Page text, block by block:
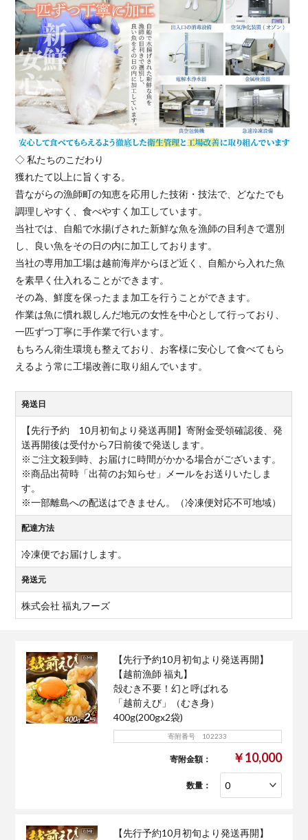
◇ 私たちのこだわり
獲れたて以上に旨くする。
昔ながらの漁師町の知恵を応用した技術・技法で、どなたでも
調理しやすく、食べやすく加工しています。
当社では、自船で水揚げされた新鮮な魚を漁師の目利きで選別
し、良い魚をその日の内に加工しております。
当社の専用加工場は越前海岸からほど近く、自船から入れた魚
を素早く仕入れることができます。
その為、鮮度を保ったまま加工を行うことができます。
作業は魚に慣れ親しんだ地元の女性を中心として行っており、
一匹ずつ丁寧に手作業で行います。
もちろん衛生環境も整えており、お客様に安心して食べてもら
えるよう常に工場改善に取り組んでいます。
発送日
【先行予約 10月初旬より発送再開】寄附金受領確認後、発
送再開後は受付から7日前後で発送します。
※ご注文殺到時、お届けに時間がかかる場合がございます。
※商品出荷時「出荷のお知らせ」メールをお送りいたしま
す。
※一部離島への配送はできません。（冷凍便対応不可地域）
配達方法
冷凍便でお届けします。
発送元
株式会社 福丸フーズ
【先行予約10月初旬より発送再開】
【越前漁師 福丸】
殻むき不要！幻と呼ばれる
「越前えび」（むき身）
400g(200gx2袋)
寄附番号 102233
寄附金額： ￥10,000
数量：
【先行予約10月初旬より発送再開】